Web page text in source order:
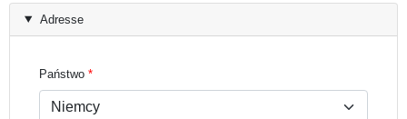
Adresse
Państwo